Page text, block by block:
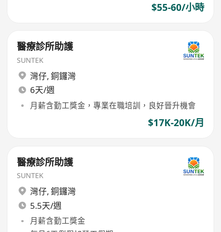
$55-60/小時
醫療診所助護
SUNTEK
灣仔, 銅鑼灣
6天/週
月薪含勤工獎金，專業在職培訓，良好晉升機會
$17K-20K/月
醫療診所助護
SUNTEK
灣仔, 銅鑼灣
5.5天/週
月薪含勤工獎金